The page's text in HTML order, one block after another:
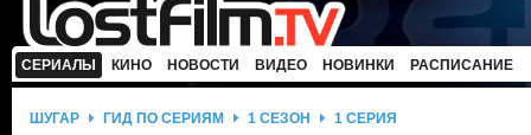
СЕРИАЛЫ КИНО НОВОСТИ ВИДЕО НОВИНКИ РАСПИСАНИЕ
ШУГАР ГИД ПО СЕРИЯМ 1 СЕЗОН 1 СЕРИЯ